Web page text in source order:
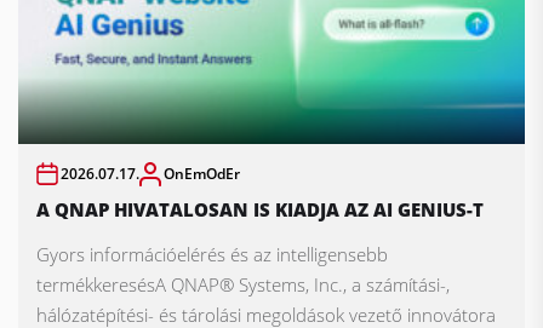
2026.07.17. OnEmOdEr
A QNAP HIVATALOSAN IS KIADJA AZ AI GENIUS-T
Gyors információelérés és az intelligensebb
termékkeresésA QNAP® Systems, Inc., a számítási-,
hálózatépítési- és tárolási megoldások vezető innovátora